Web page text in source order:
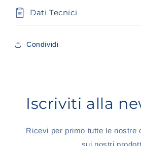
Dati Tecnici
Condividi
Iscriviti alla
Ricevi per primo tutte le nostre
sui nostri